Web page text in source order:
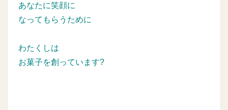
あなたに笑顔に
なってもらうために
わたくしは
お菓子を創っています?